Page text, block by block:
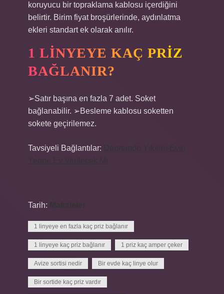
koruyucu bir topraklama kablosu içerdiğini
belirtir. Birim fiyat broşürlerinde, aydınlatma
ekleri standart ek olarak anılır.
1 LINYEYE KAÇ PRIZ
BAĞLANIR?
➢Satır başına en fazla 7 adet. Soket
bağlanabilir. ➢Besleme kablosu soketten
sokete geçirilemez.
Tavsiyeli Bağlantılar:
Tarih:
1 linyeye en fazla kaç priz bağlanır
1 linyeye kaç priz bağlanır 1 priz kaç amper çeker
Avize sortisi nedir Bir evde kaç linye olur
Bir sortide kaç priz vardır